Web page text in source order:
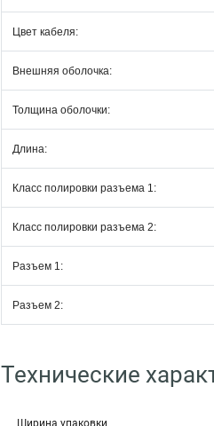
Цвет кабеля:
Внешняя оболочка:
Толщина оболочки:
Длина:
Класс полировки разъема 1:
Класс полировки разъема 2:
Разъем 1:
Разъем 2:
Технические
Ширина упаковки